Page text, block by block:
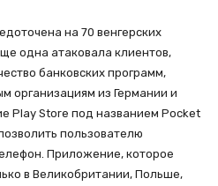
на 70 венгерских
одна атаковала клиентов,
банковских программ,
организациям из Германии и
Play Store под названием Pocket
пользователю
Приложение, которое
в Великобритании, Польше,